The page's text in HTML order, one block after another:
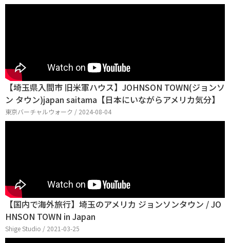
【埼玉県入間市 旧米軍ハウス】JOHNSON TOWN(ジョンソ
ン タウン)japan saitama【日本にいながらアメリカ気分】
東京バーチャルウォーク / 2024-08-04
【国内で海外旅行】埼玉のアメリカ ジョンソンタウン / JO
HNSON TOWN in Japan
Shige Studio / 2021-03-25